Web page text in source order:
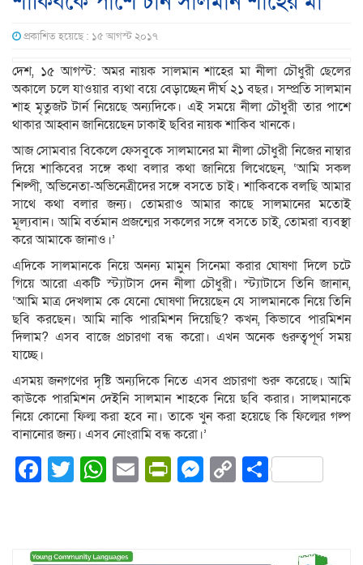
প্রকাশিত হয়েছে : ১৫ আগস্ট ২০১৭
দেশ, ১৫ আগস্ট: অমর নায়ক সালমান শাহের মা নীলা চৌধুরী ছেলের
অকালে চলে যাওয়ার ব্যথা বয়ে বেড়াচ্ছেন দীর্ঘ ২১ বছর। সম্প্রতি সালমান
শাহ মৃতুজট টার্ন নিয়েছে অন্যদিকে। এই সময়ে নীলা চৌধুরী তার পাশে
থাকার আহ্বান জানিয়েছেন ঢাকাই ছবির নায়ক শাকিব খানকে।
আজ সোমবার বিকেলে ফেসবুকে সালমানের মা নীলা চৌধুরী নিজের নাম্বার
দিয়ে শাকিবের সঙ্গে কথা বলার কথা জানিয়ে লিখেছেন, ‘আমি সকল
শিল্পী, অভিনেতা-অভিনেত্রীদের সঙ্গে বসতে চাই। শাকিবকে বলছি আমার
সাথে কথা বলার জন্য। তোমরাও আমার কাছে সালমানের মতোই
মূল্যবান। আমি বর্তমান প্রজন্মের সকলের সঙ্গে বসতে চাই, তোমরা ব্যবস্থা
করে আমাকে জানাও।’
এদিকে সালমানকে নিয়ে অনন্য মামুন সিনেমা করার ঘোষণা দিলে চটে
গিয়ে আরো একটি স্ট্যাটাস দেন নীলা চৌধুরী। স্ট্যাটাসে তিনি জানান,
‘আমি মাত্র দেখলাম কে যেনো ঘোষণা দিয়েছেন যে সালমানকে নিয়ে তিনি
ছবি করছেন। আমি নাকি পারমিশন দিয়েছি? কখন, কিভাবে পারমিশন
দিলাম? এসব বাজে প্রচারণা বন্ধ করো। এখন অনেক গুরুত্বপূর্ণ সময়
যাচ্ছে।
এসময় জনগণের দৃষ্টি অন্যদিকে নিতে এসব প্রচারণা শুরু করেছে। আমি
কাউকে পারমিশন দেইনি সালমান শাহকে নিয়ে ছবি করার। সালমানকে
নিয়ে কোনো ফিল্ম করা হবে না। তাকে খুন করা হয়েছে কি ফিল্মের গল্প
বানানোর জন্য। এসব নোংরামি বন্ধ করো।’
Facebook
Twitter
WhatsApp
EmailPrintFriendly
Messenger
CopyShare